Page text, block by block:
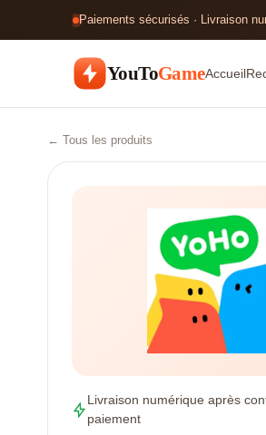
Paiements sécurisés · Livraison
YouToGameAccueil
← Tous les produits
Livraison numérique après
paiement